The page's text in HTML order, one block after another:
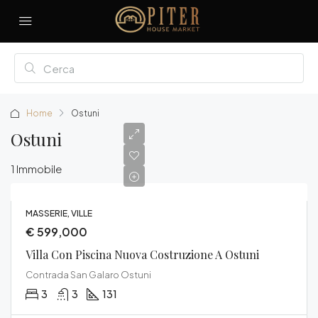
Home Ostuni
Ostuni
1 Immobile
MASSERIE, VILLE
€ 599,000
Villa Con Piscina Nuova Costruzione A Ostuni
Contrada San Galaro Ostuni
3 3 131